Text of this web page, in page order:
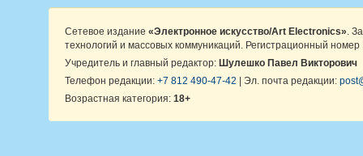
Сетевое издание «Электронное искусство/Art Electronics» .
технологий и массовых коммуникаций. Регистрационный
Учредитель и главный редактор: Шулешко Павел Викторович
Телефон редакции: +7 812 490-47-42 | Эл. почта редакции:
Возрастная категория: 18+